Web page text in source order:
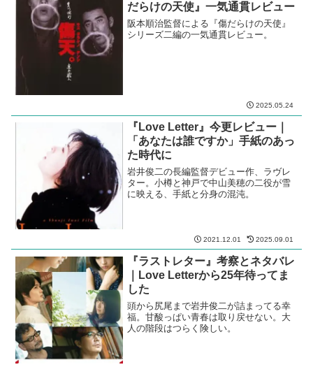
だらけの天使』一気通貫レビュー
阪本順治監督による『傷だらけの天使』
シリーズ二編の一気通貫レビュー。
2025.05.24
『Love Letter』今更レビュー｜
「あなたは誰ですか」手紙のあっ
た時代に
岩井俊二の長編監督デビュー作、ラヴレ
ター。小樽と神戸で中山美穂の二役が雪
に映える、手紙と分身の混沌。
2021.12.01 2025.09.01
『ラストレター』考察とネタバレ
｜Love Letterから25年待ってま
した
頭から尻尾まで岩井俊二が詰まってる幸
福。甘酸っぱい青春は取り戻せない。大
人の階段はつらく険しい。